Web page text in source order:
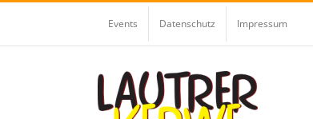
springen
Events Datenschutz Impressum